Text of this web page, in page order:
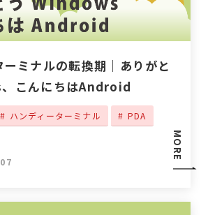
MORE
ーミナルの転換期｜ありがと
こんにちはAndroid
ハンディーターミナル PDA